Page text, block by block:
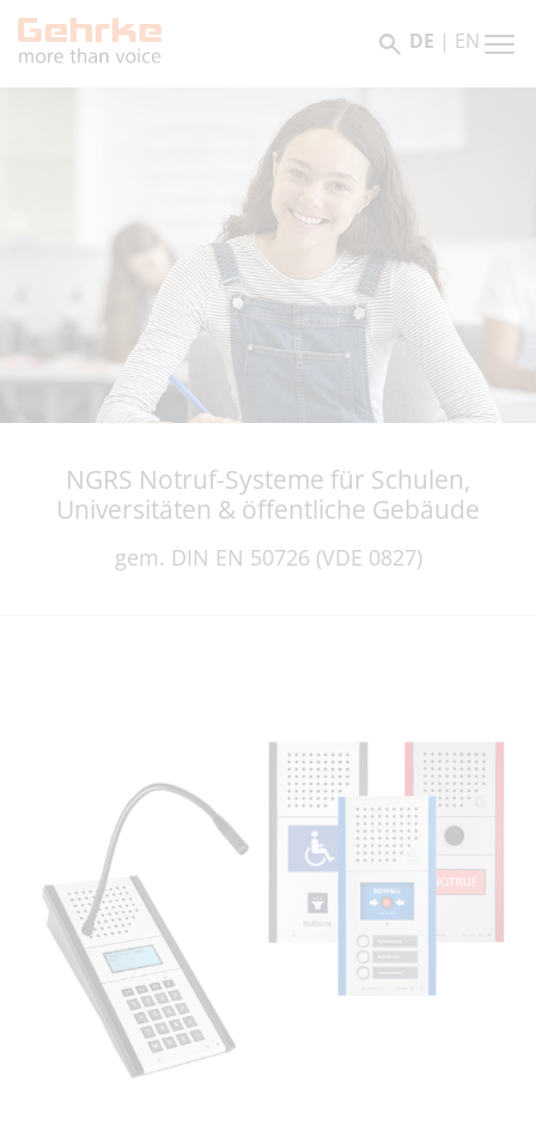
DE | EN
NGRS Notruf-Systeme für Schulen,
Universitäten & öffentliche Gebäude
gem. DIN EN 50726 (VDE 0827)